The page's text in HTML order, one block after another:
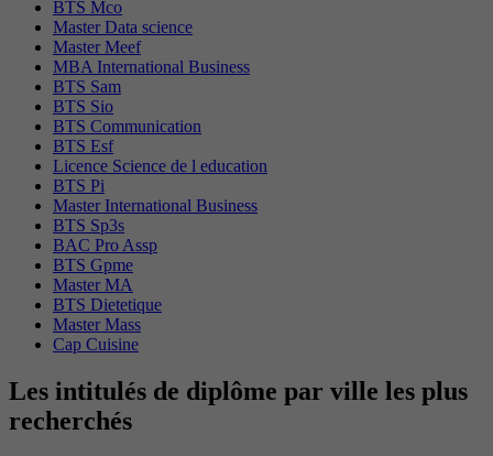
BTS Mco
Master Data science
Master Meef
MBA International Business
BTS Sam
BTS Sio
BTS Communication
BTS Esf
Licence Science de l education
BTS Pi
Master International Business
BTS Sp3s
BAC Pro Assp
BTS Gpme
Master MA
BTS Dietetique
Master Mass
Cap Cuisine
Les intitulés de diplôme par ville les plus
recherchés